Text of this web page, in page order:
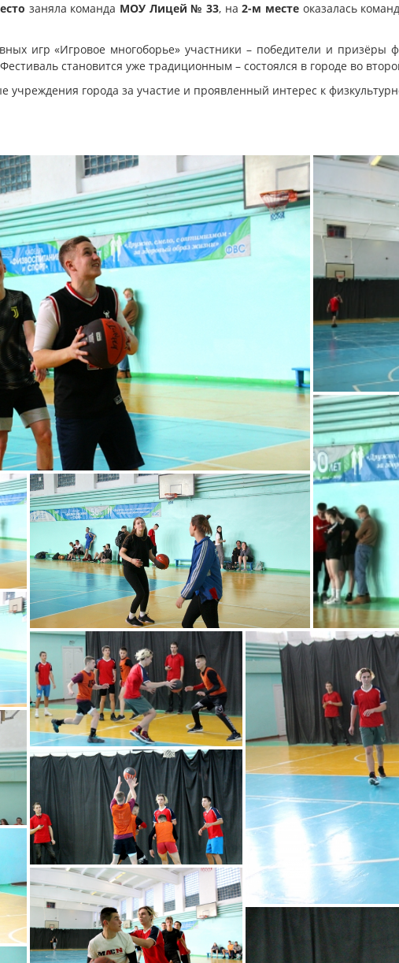
заняла команда МОУ Лицей № 33, на2-м местеоказалась
игр «Игровое многоборье» участники – победители и
становится уже традиционным – состоялся в городе во
учреждения города за участие и проявленный интерес к